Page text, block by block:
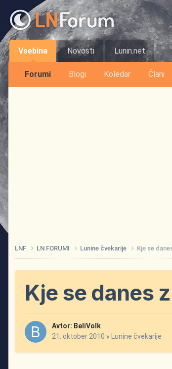
Vsebina
Forumi Blogi Koledar Člani
Novosti Lunin.net
LNF LN FORUMI Lunine čvekarije Kje se
Kje se danes
Avtor: BeliVolk
21. oktober 2010 v Lunine čvekarije